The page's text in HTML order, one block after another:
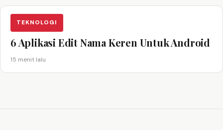
TEKNOLOGI
6 Aplikasi Edit Nama Keren Untuk Android
15 menit lalu